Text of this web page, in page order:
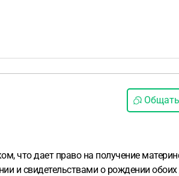
что дает право на получение
и свидетельствами о рождении обоих